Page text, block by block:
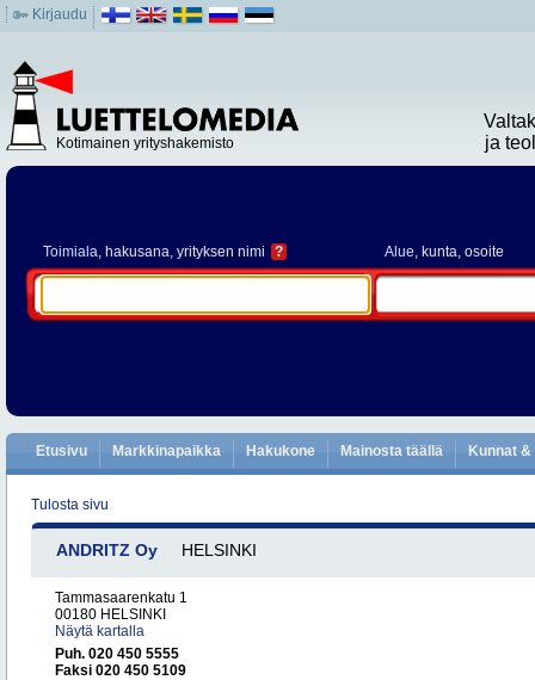
Kirjaudu
Kotimainen yrityshakemisto
ja
Toimiala, hakusana, yrityksen nimi ? Alue, kunta, osoite
Etusivu Markkinapaikka Hakukone Mainosta täällä Kunnat
Tulosta sivu
ANDRITZ Oy HELSINKI
Tammasaarenkatu 1
00180 HELSINKI
Näytä kartalla
Puh. 020 450 5555
Faksi 020 450 5109